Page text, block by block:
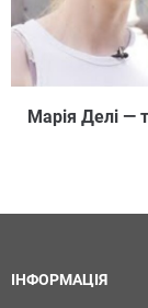
Марія Делі —
ІНФОРМАЦІЯ